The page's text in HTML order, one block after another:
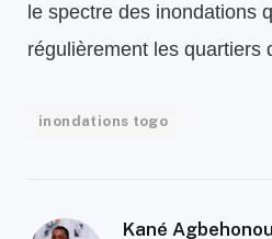
le spectre des inondations
régulièrement les quartiers
inondations togo
Kané Agbehonou